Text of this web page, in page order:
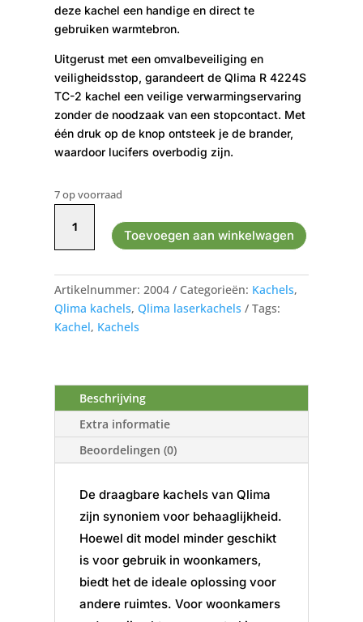
deze kachel een handige en direct te
gebruiken warmtebron.
Uitgerust met een omvalbeveiliging en
veiligheidsstop, garandeert de Qlima R 4224S
TC-2 kachel een veilige verwarmingservaring
zonder de noodzaak van een stopcontact. Met
één druk op de knop ontsteek je de brander,
waardoor lucifers overbodig zijn.
7 op voorraad
kouskachel
R
TC-
2
aantal
Toevoegen aan winkelwagen
Artikelnummer:2004 Categorieën: Kachels,
Qlima kachels,Qlima laserkachels
Tags:
Kachel, Kachels
Beschrijving
Extra informatie
Beoordelingen (0)
De draagbare kachels van Qlima
zijn synoniem voor behaaglijkheid.
Hoewel dit model minder geschikt
is voor gebruik in woonkamers,
biedt het de ideale oplossing voor
andere ruimtes. Voor woonkamers